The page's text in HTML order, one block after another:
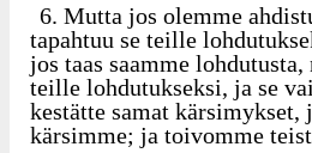
6. Mutta jos olemme
tapahtuu se teille
jos taas saamme
teille lohdutukseksi, ja se
kestätte samat kärsimykset,
kärsimme; ja toivomme